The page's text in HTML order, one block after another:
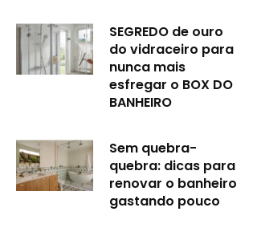
SEGREDO de ouro
do vidraceiro para
nunca mais
esfregar o BOX DO
BANHEIRO
Sem quebra-
quebra: dicas para
renovar o banheiro
gastando pouco